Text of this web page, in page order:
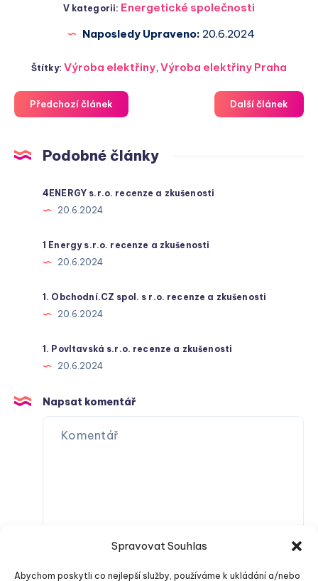
Spravovat Souhlas
Abychom poskytli co nejlepší služby, používáme k ukládání a/nebo
V kategorii: Energetické společnosti
Naposledy Upraveno: 20.6.2024
Štítky:Výroba elektřiny,Výroba elektřiny Praha
Předchozí článek Další článek
Podobné články
4ENERGY s.r.o. recenze a zkušenosti
20.6.2024
1 Energy s.r.o. recenze a zkušenosti
20.6.2024
1. Obchodní.CZ spol. s r.o. recenze a zkušenosti
20.6.2024
1. Povltavská s.r.o. recenze a zkušenosti
20.6.2024
Napsat komentář